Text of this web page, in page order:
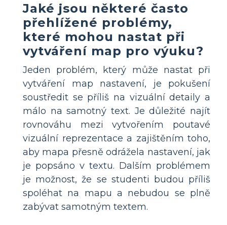
Jaké jsou některé často
přehlížené problémy,
které mohou nastat při
vytváření map pro výuku?
Jeden problém, který může nastat při
vytváření map nastavení, je pokušení
soustředit se příliš na vizuální detaily a
málo na samotný text. Je důležité najít
rovnováhu mezi vytvořením poutavé
vizuální reprezentace a zajištěním toho,
aby mapa přesně odrážela nastavení, jak
je popsáno v textu. Dalším problémem
je možnost, že se studenti budou příliš
spoléhat na mapu a nebudou se plně
zabývat samotným textem.